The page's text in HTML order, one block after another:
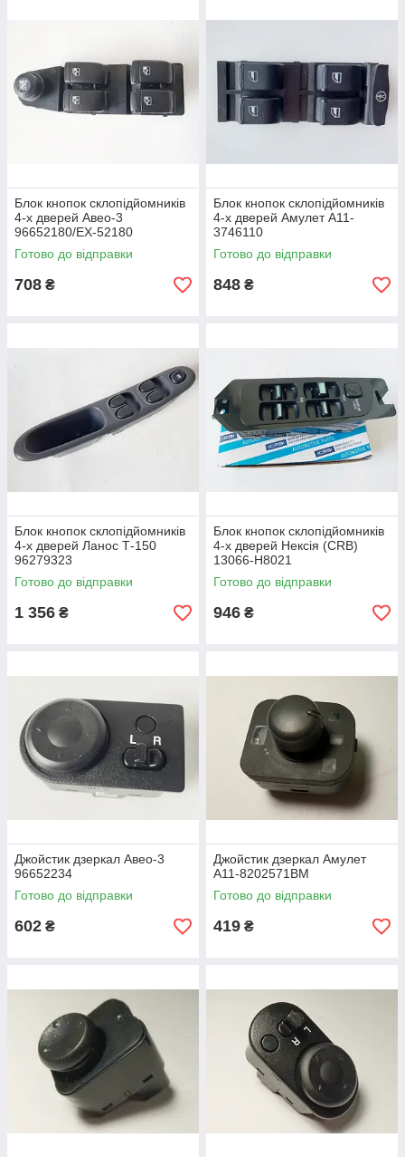
Блок кнопок склопідйомників
4-х дверей Авео-3
96652180/EX-52180
Готово до відправки
708 ₴
Блок кнопок склопідйомників
4-х дверей Амулет А11-
3746110
Готово до відправки
848 ₴
Блок кнопок склопідйомників
4-х дверей Ланос Т-150
96279323
Готово до відправки
1 356 ₴
Блок кнопок склопідйомників
4-х дверей Нексія (CRB)
13066-Н8021
Готово до відправки
946 ₴
Джойстик дзеркал Авео-3
96652234
Готово до відправки
602 ₴
Джойстик дзеркал Амулет
A11-8202571BM
Готово до відправки
419 ₴